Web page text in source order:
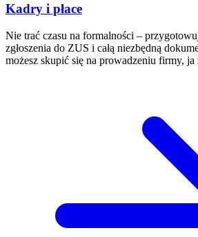
Kadry i płace
Nie trać czasu na formalności –
zgłoszenia do ZUS i całą niezbędną
możesz skupić się na prowadzeniu firmy, ja